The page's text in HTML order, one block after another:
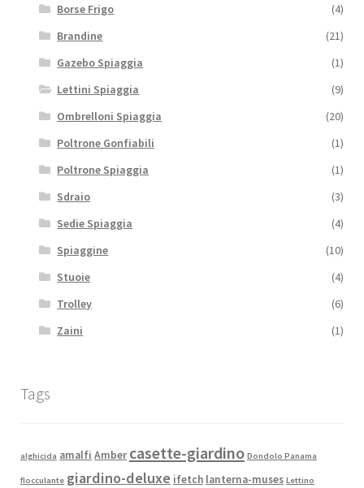
Borse Frigo
(4)
Brandine
(21)
Gazebo Spiaggia
(1)
Lettini Spiaggia
(9)
Ombrelloni Spiaggia
(20)
Poltrone Gonfiabili
(1)
Poltrone Spiaggia
(1)
Sdraio
(3)
Sedie Spiaggia
(4)
Spiaggine
(10)
Stuoie
(4)
Trolley
(6)
Zaini
(1)
Tags
alghicida amalfi Amber casette-giardino Dondolo Panama
flocculante giardino-deluxe ifetch lanterna-muses Lettino